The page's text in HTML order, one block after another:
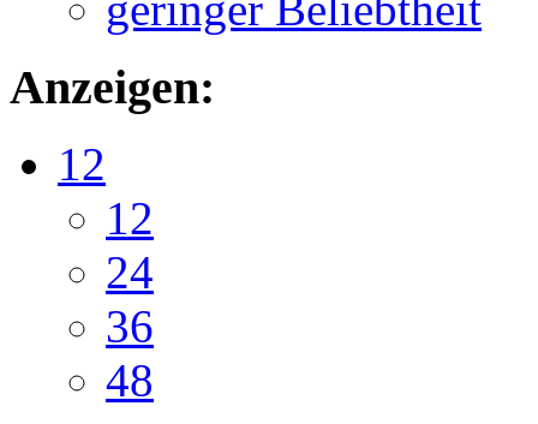
Anzeigen:
12
12
24
36
48